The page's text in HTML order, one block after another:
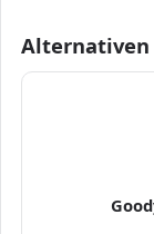
Alternativen